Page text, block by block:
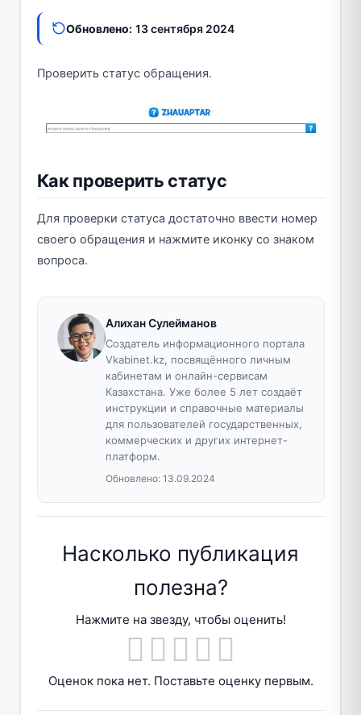
Обновлено: 13 сентября 2024
Проверить статус обращения.
Как проверить статус
Для проверки статуса достаточно ввести номер
своего обращения и нажмите иконку со знаком
вопроса.
Алихан Сулейманов
Создатель информационного портала
Vkabinet.kz, посвящённого личным
кабинетам и онлайн-сервисам
Казахстана. Уже более 5 лет создаёт
инструкции и справочные материалы
для пользователей государственных,
коммерческих и других интернет-
платформ.
Обновлено: 13.09.2024
Насколько публикация
полезна?
Нажмите на звезду, чтобы оценить!
Оценок пока нет. Поставьте оценку первым.